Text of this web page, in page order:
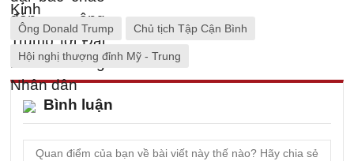
Ông Donald Trump Chủ tịch Tập Cận Bình
Hội nghị thượng đỉnh Mỹ - Trung
Bình luận